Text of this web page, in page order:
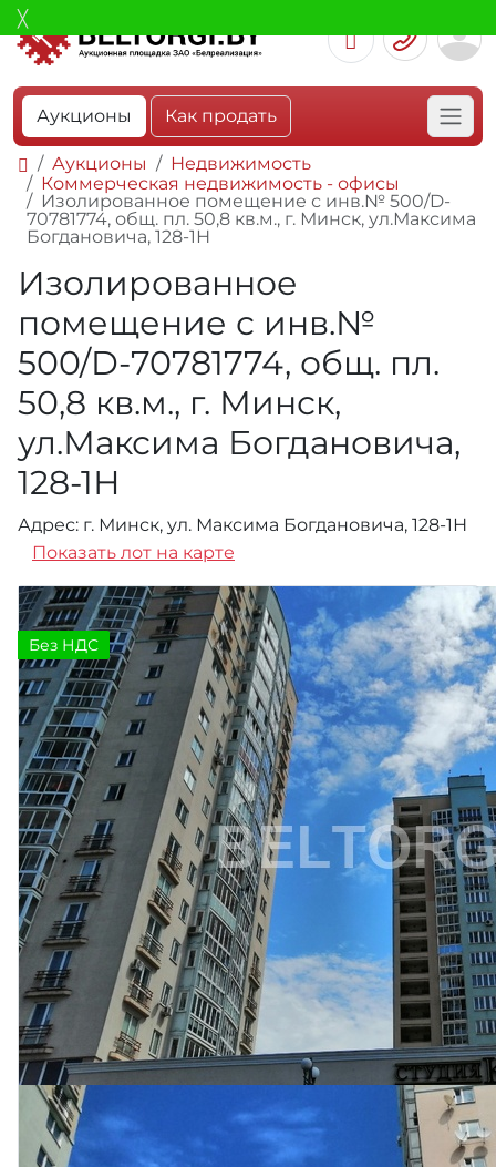
Аукционы Как продать
Аукционы
Недвижимость
Коммерческая недвижимость - офисы
Изолированное помещение с инв.№ 500/D-
70781774, общ. пл. 50,8 кв.м., г. Минск, ул.Максима
Богдановича, 128-1Н
Изолированное
помещение с инв.№
500/D-70781774, общ. пл.
50,8 кв.м., г. Минск,
ул.Максима Богдановича,
128-1Н
Адрес: г. Минск, ул. Максима Богдановича, 128-1Н
Показать лот на карте
Без НДС